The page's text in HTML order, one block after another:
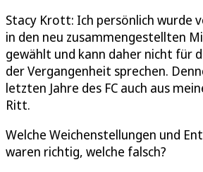
Stacy Krott: Ich persönlich wurde
in den neu zusammengestellten
gewählt und kann daher nicht für
der Vergangenheit sprechen.
letzten Jahre des FC auch aus
Ritt.
Welche Weichenstellungen und
waren richtig, welche falsch?